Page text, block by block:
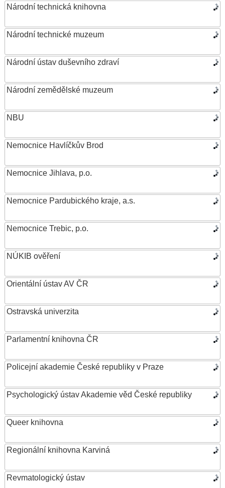
Národní technická knihovna
Národní technické muzeum
Národní ústav duševního zdraví
Národní zemědělské muzeum
NBU
Nemocnice Havlíčkův Brod
Nemocnice Jihlava, p.o.
Nemocnice Pardubického kraje, a.s.
Nemocnice Trebic, p.o.
NÚKIB ověření
Orientální ústav AV ČR
Ostravská univerzita
Parlamentní knihovna ČR
Policejní akademie České republiky v Praze
Psychologický ústav Akademie věd České republiky
Queer knihovna
Regionální knihovna Karviná
Revmatologický ústav